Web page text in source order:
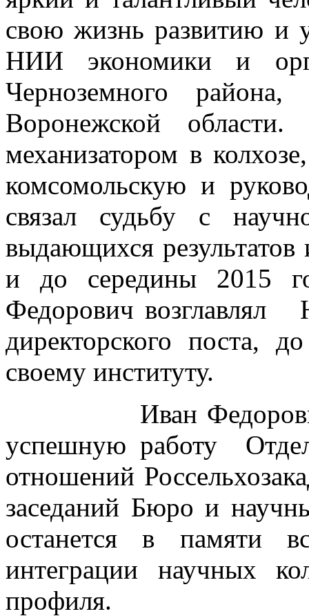
свою жизнь развитию и
НИИ экономики и
Черноземного
Воронежской
механизатором в
комсомольскую и
связал судьбу с
выдающихся
и до середины 2015
Федорович
директорского поста,
своему институту.
Иван Федорович
успешную работу
отношений
заседаний Бюро и
останется в памяти
интеграции научных
профиля.